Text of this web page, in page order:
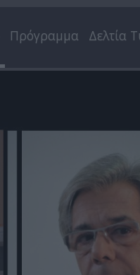
Πρόγραμμα Δελτία